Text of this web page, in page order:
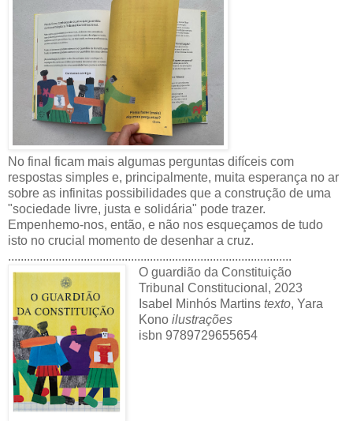
No final ficam mais algumas perguntas difíceis com
respostas simples e, principalmente, muita esperança no ar
sobre as infinitas possibilidades que a construção de uma
"sociedade livre, justa e solidária" pode trazer.
Empenhemo-nos, então, e não nos esqueçamos de tudo
isto no crucial momento de desenhar a cruz.
..........................................................................................
O guardião da Constituição
Tribunal Constitucional, 2023
Isabel Minhós Martins texto, Yara
Kono ilustrações
isbn 9789729655654